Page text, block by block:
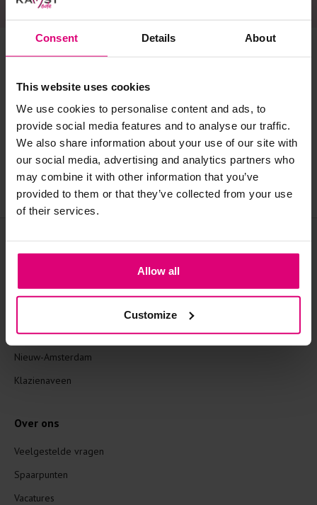
Consent Details About
This website uses cookies
We use cookies to personalise content and ads, to
provide social media features and to analyse our traffic.
We also share information about your use of our site with
our social media, advertising and analytics partners who
may combine it with other information that you’ve
provided to them or that they’ve collected from your use
of their services.
Allow all
Customize
Gratis vanaf €75 in
Nederland
met een kopje koffie en een
toefje styling advies
Veilig betalen
Veilig online betalen via
Ideal, Visa, Apple pay
Wekelijkse modeshows
Elke woensdagavond om
19:30 uur via Facebook en
Instagram
Dalfsen
Hardenberg
Nieuw-Amsterdam
Klazienaveen
Over ons
Veelgestelde vragen
Spaarpunten
Vacatures